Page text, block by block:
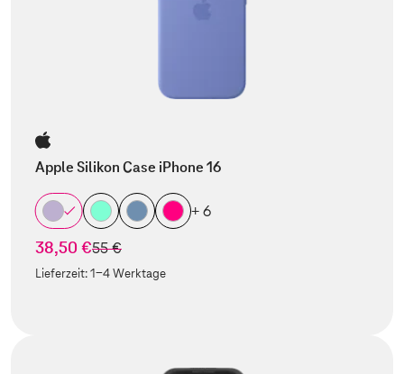
Apple Silikon Case iPhone 16
+ 6
38,50 €statt
55 €
Lieferzeit:1-4 Werktage